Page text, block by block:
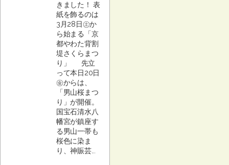
きました！ 表
紙を飾るのは
3月28日㊏か
ら始まる「京
都やわた背割
堤さくらまつ
り」 先立
って本日20日
㊎からは、
「男山桜まつ
り」が開催。
国宝石清水八
幡宮が鎮座す
る男山一帯も
桜色に染ま
り、神賑芸...